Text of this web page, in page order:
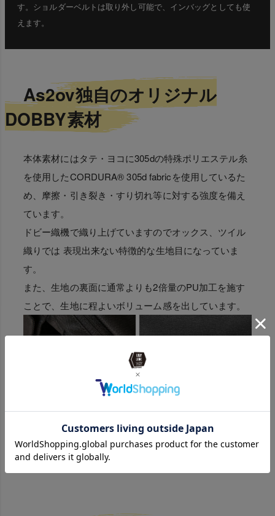
す。ショルダーベルトは取り外し可能で、インバッグとしても使
えます。
As2ov独自のオリジナル
DOBBY素材
本体素材にはタテ・ヨコに305dの特殊ポリエステル糸
を使用したCORDURA® 305d fabricを使用しているた
め、摩擦・引き裂き・すり切れ等に対する強度を備え
ています。
ドビー織機で織り上げていますのでオックス、ツイル
織りでは 表現出来ない特徴的な生地目になっていま
す。
また、生地の裏面に通常よりも2倍量のPU加工を施す
ことで、生地に程よいボリューム感を出しています。